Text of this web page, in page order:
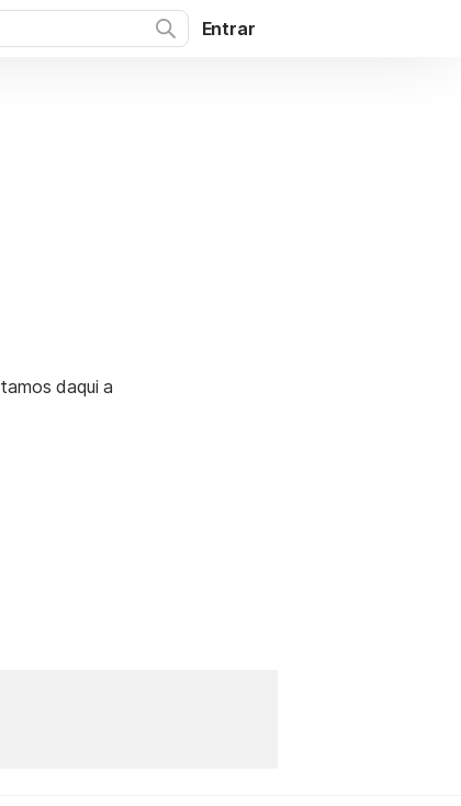
Entrar
daqui a